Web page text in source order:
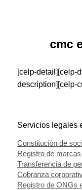
cmc
[celp-detail][celp-
description][celp-
Servicios legales
Constitución de
Registro de marcas
Transferencia de
Cobranza
Registro de ONGs